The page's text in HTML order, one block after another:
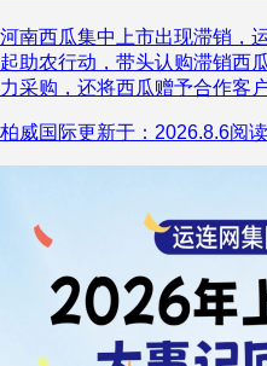
河南西瓜集中上市出现滞销，
起助农行动，带头认购滞销西
力采购，还将西瓜赠予合作客
是企业践行社会责任、反哺乡
商会开展各类公益帮扶，传递
柏威国际更新于：2026.8.6阅